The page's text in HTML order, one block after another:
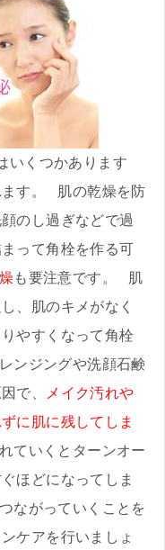
いくつかあります
ます。 肌の乾燥を防
のし過ぎなどで過
って角栓を作る可
も要注意です。 肌
、肌のキメがなく
やすくなって角栓
ンジングや洗顔石鹸
で、
メイク汚れや
に肌に残してしま
ていくとターンオー
ほどになってしま
ながっていくことを
ケアを行いましょ